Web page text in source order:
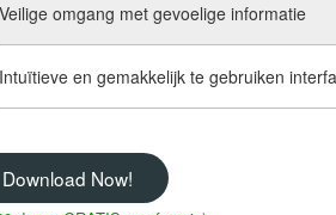
Veilige omgang met gevoelige informatie
Intuïtieve en gemakkelijk te gebruiken
Download Now!